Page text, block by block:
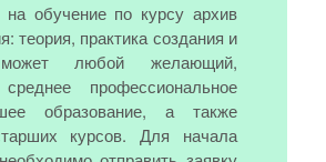
на обучение по курсу архив
теория, практика создания и
любой желающий,
профессиональное
образование, а также
курсов. Для начала